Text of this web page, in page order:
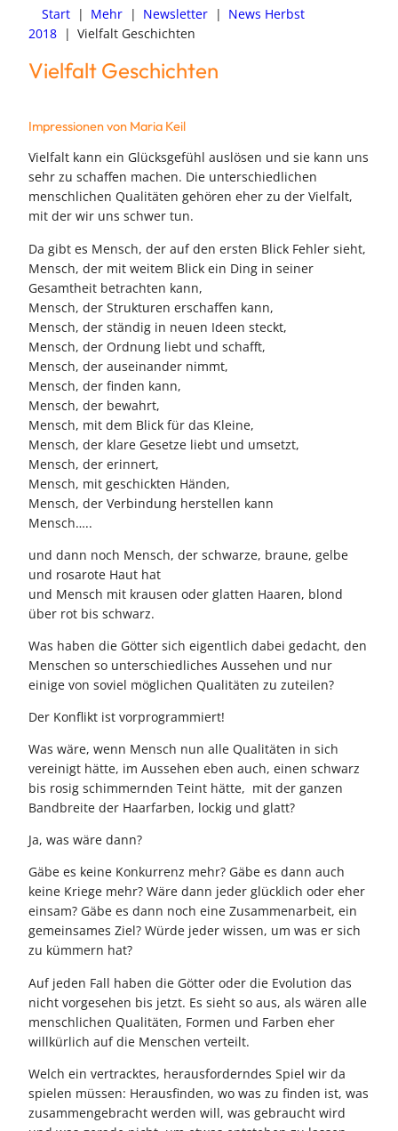
Start | Mehr | Newsletter | News Herbst
2018 | Vielfalt Geschichten
Vielfalt Geschichten
Impressionen von Maria Keil
Vielfalt kann ein Glücksgefühl auslösen und sie kann uns
sehr zu schaffen machen. Die unterschiedlichen
menschlichen Qualitäten gehören eher zu der Vielfalt,
mit der wir uns schwer tun.
Da gibt es Mensch, der auf den ersten Blick Fehler sieht,
Mensch, der mit weitem Blick ein Ding in seiner
Gesamtheit betrachten kann,
Mensch, der Strukturen erschaffen kann,
Mensch, der ständig in neuen Ideen steckt,
Mensch, der Ordnung liebt und schafft,
Mensch, der auseinander nimmt,
Mensch, der finden kann,
Mensch, der bewahrt,
Mensch, mit dem Blick für das Kleine,
Mensch, der klare Gesetze liebt und umsetzt,
Mensch, der erinnert,
Mensch, mit geschickten Händen,
Mensch, der Verbindung herstellen kann
Mensch…..
und dann noch Mensch, der schwarze, braune, gelbe
und rosarote Haut hat
und Mensch mit krausen oder glatten Haaren, blond
über rot bis schwarz.
Was haben die Götter sich eigentlich dabei gedacht, den
Menschen so unterschiedliches Aussehen und nur
einige von soviel möglichen Qualitäten zu zuteilen?
Der Konflikt ist vorprogrammiert!
Was wäre, wenn Mensch nun alle Qualitäten in sich
vereinigt hätte, im Aussehen eben auch, einen schwarz
bis rosig schimmernden Teint hätte, mit der ganzen
Bandbreite der Haarfarben, lockig und glatt?
Ja, was wäre dann?
Gäbe es keine Konkurrenz mehr? Gäbe es dann auch
keine Kriege mehr? Wäre dann jeder glücklich oder eher
einsam? Gäbe es dann noch eine Zusammenarbeit, ein
gemeinsames Ziel? Würde jeder wissen, um was er sich
zu kümmern hat?
Auf jeden Fall haben die Götter oder die Evolution das
nicht vorgesehen bis jetzt. Es sieht so aus, als wären alle
menschlichen Qualitäten, Formen und Farben eher
willkürlich auf die Menschen verteilt.
Welch ein vertracktes, herausforderndes Spiel wir da
spielen müssen: Herausfinden, wo was zu finden ist, was
zusammengebracht werden will, was gebraucht wird